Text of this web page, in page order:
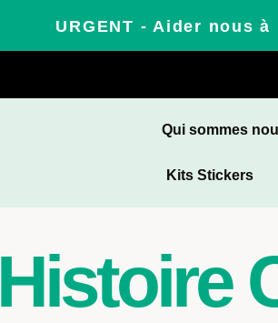
URGENT - Aider nous
Qui sommes
Kits Stickers
Histoire